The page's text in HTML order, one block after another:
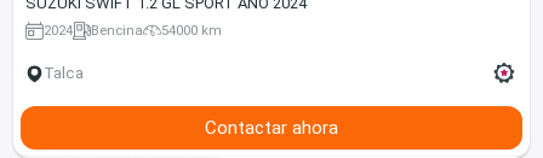
2024 Bencina 54000 km
Talca
Contactar ahora